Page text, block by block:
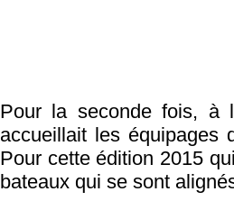
Pour la seconde fois, à
accueillait les équipages
Pour cette édition 2015
bateaux qui se sont